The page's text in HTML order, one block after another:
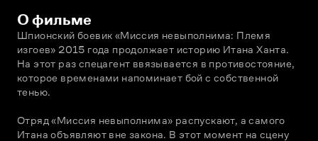
О фильме
Шпионский боевик «Миссия невыполнима: Племя
изгоев» 2015 года продолжает историю Итана Ханта.
На этот раз спецагент ввязывается в противостояние,
которое временами напоминает бой с собственной
тенью.
Отряд «Миссия невыполнима» распускают, а самого
Итана объявляют вне закона. В этот момент на сцену